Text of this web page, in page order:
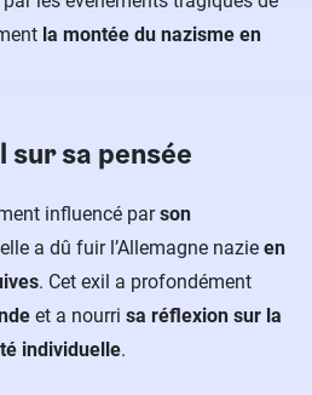
la montée du nazisme en
sur sa pensée
influencé parson
a dû fuir l’Allemagne nazie en
. Cet exil a profondément
et a nourri sa réflexion sur la
individuelle.